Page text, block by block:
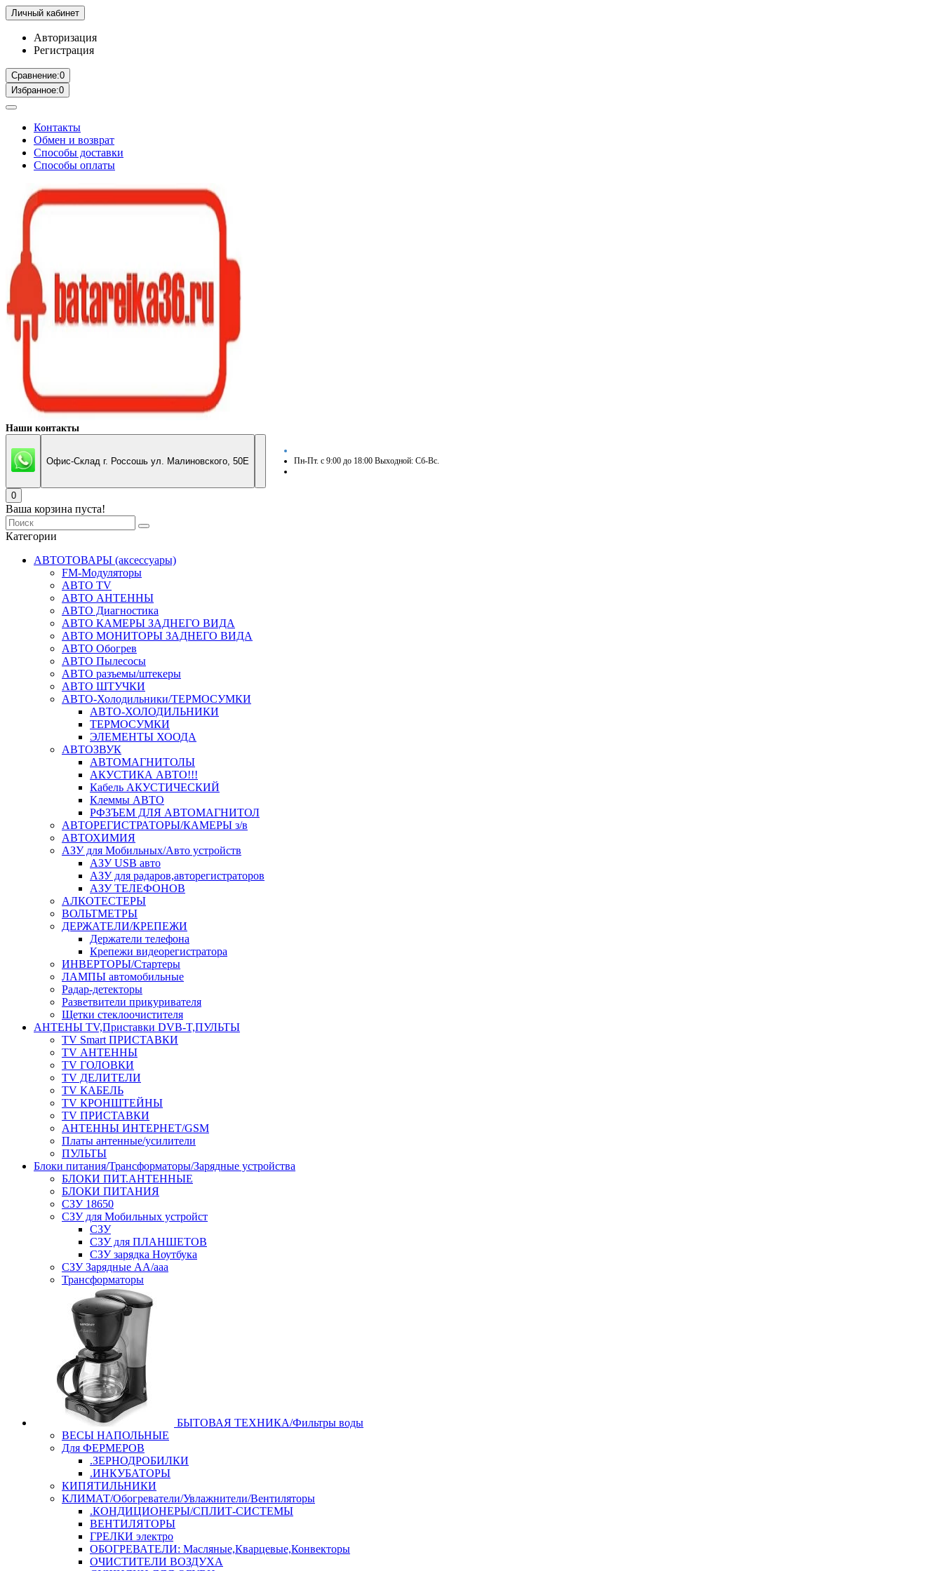
Личный кабинет
Авторизация
Регистрация
Сравнение:0
Избранное:0
Контакты
Обмен и возврат
Способы доставки
Способы оплаты
Наши контакты
Офис-Склад г. Россошь ул. Малиновского, 50Е Пн-Пт. с 9:00 до 18:00 Выходной: Сб-Вс.
0
Ваша корзина пуста!
Категории
АВТОТОВАРЫ (аксессуары)
FM-Модуляторы
АВТО TV
АВТО АНТЕННЫ
АВТО Диагностика
АВТО КАМЕРЫ ЗАДНЕГО ВИДА
АВТО МОНИТОРЫ ЗАДНЕГО ВИДА
АВТО Обогрев
АВТО Пылесосы
АВТО разъемы/штекеры
АВТО ШТУЧКИ
АВТО-Холодильники/ТЕРМОСУМКИ
АВТО-ХОЛОДИЛЬНИКИ
ТЕРМОСУМКИ
ЭЛЕМЕНТЫ ХООДА
АВТОЗВУК
АВТОМАГНИТОЛЫ
АКУСТИКА АВТО!!!
Кабель АКУСТИЧЕСКИЙ
Клеммы АВТО
РФЗЪЕМ ДЛЯ АВТОМАГНИТОЛ
АВТОРЕГИСТРАТОРЫ/КАМЕРЫ з/в
АВТОХИМИЯ
АЗУ для Мобильных/Авто устройств
АЗУ USB авто
АЗУ для радаров,авторегистраторов
АЗУ ТЕЛЕФОНОВ
АЛКОТЕСТЕРЫ
ВОЛЬТМЕТРЫ
ДЕРЖАТЕЛИ/КРЕПЕЖИ
Держатели телефона
Крепежи видеорегистратора
ИНВЕРТОРЫ/Стартеры
ЛАМПЫ автомобильные
Радар-детекторы
Разветвители прикуривателя
Щетки стеклоочистителя
АНТЕНЫ ТV,Приставки DVB-T,ПУЛЬТЫ
TV Smart ПРИСТАВКИ
TV АНТЕННЫ
TV ГОЛОВКИ
TV ДЕЛИТЕЛИ
TV КАБЕЛЬ
TV КРОНШТЕЙНЫ
TV ПРИСТАВКИ
АНТЕННЫ ИНТЕРНЕТ/GSM
Платы антенные/усилители
ПУЛЬТЫ
Блоки питания/Трансформаторы/Зарядные устройства
БЛОКИ ПИТ.АНТЕННЫЕ
БЛОКИ ПИТАНИЯ
СЗУ 18650
СЗУ для Мобильных устройст
СЗУ
СЗУ для ПЛАНШЕТОВ
СЗУ зарядка Ноутбука
СЗУ Зарядные АА/ааа
Трансформаторы
БЫТОВАЯ ТЕХНИКА/Фильтры воды
ВЕСЫ НАПОЛЬНЫЕ
Для ФЕРМЕРОВ
.ЗЕРНОДРОБИЛКИ
.ИНКУБАТОРЫ
КИПЯТИЛЬНИКИ
КЛИМАТ/Обогреватели/Увлажнители/Вентиляторы
.КОНДИЦИОНЕРЫ/СПЛИТ-СИСТЕМЫ
ВЕНТИЛЯТОРЫ
ГРЕЛКИ электро
ОБОГРЕВАТЕЛИ: Масляные,Кварцевые,Конвекторы
ОЧИСТИТЕЛИ ВОЗДУХА